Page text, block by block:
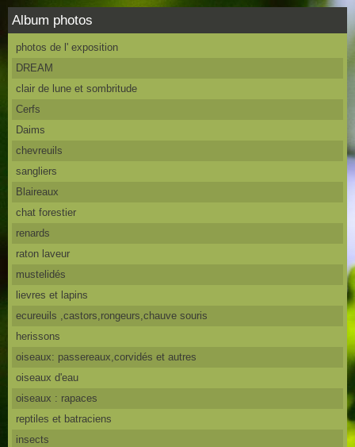
Album photos
photos de l' exposition
DREAM
clair de lune et sombritude
Cerfs
Daims
chevreuils
sangliers
Blaireaux
chat forestier
renards
raton laveur
mustelidés
lievres et lapins
ecureuils ,castors,rongeurs,chauve souris
herissons
oiseaux: passereaux,corvidés et autres
oiseaux d'eau
oiseaux : rapaces
reptiles et batraciens
insects